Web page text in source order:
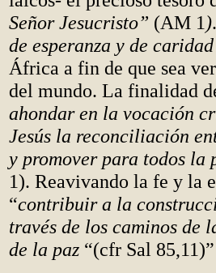
Señor Jesucristo” (AM 1 )
de esperanza y de
África a fin de que sea
del mundo. La finalidad
ahondar en la vocación
Jesús la reconciliación
y promover para todos la
1). Reavivando la fe y la
“contribuir a la
través de los caminos de
de la paz “(cfr Sal